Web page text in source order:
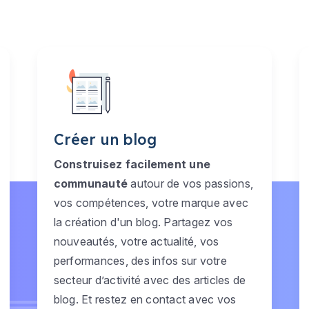
Créer un blog
Construisez facilement une
communauté autour de vos passions,
vos compétences, votre marque avec
la création d'un blog. Partagez vos
nouveautés, votre actualité, vos
performances, des infos sur votre
secteur d’activité avec des articles de
blog. Et restez en contact avec vos